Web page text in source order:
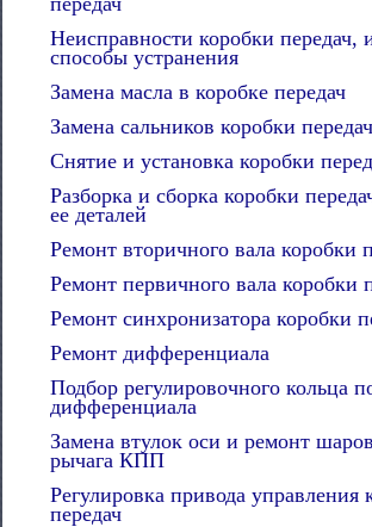
Неисправности коробки
способы устранения
Замена масла в коробке передач
Замена сальников коробки передач
Снятие и установка коробки
Разборка и сборка коробки
ее деталей
Ремонт вторичного вала коробки
Ремонт первичного вала коробки
Ремонт синхронизатора коробки
Ремонт дифференциала
Подбор регулировочного кольца
дифференциала
Замена втулок оси и ремонт
рычага КПП
Регулировка привода управления
передач